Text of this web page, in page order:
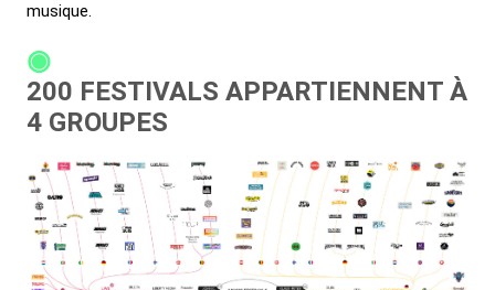
musique.
200 FESTIVALS APPARTIENNENT À
4 GROUPES